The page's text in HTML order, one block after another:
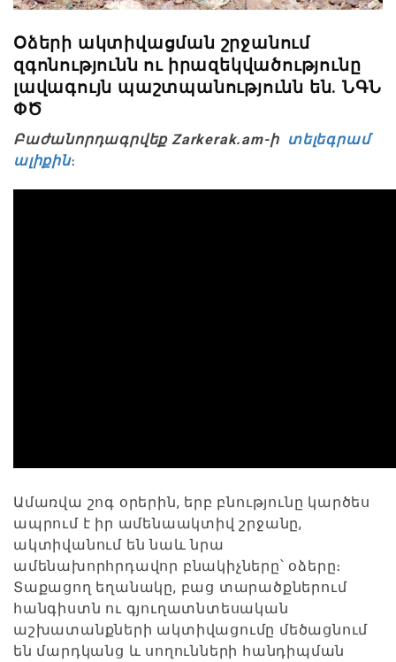
Օձերի ակտիվացման շրջանում
զգոնությունն ու իրազեկվածությունը
լավագույն պաշտպանությունն են. ՆԳՆ
ՓԾ
Բաժանորդագրվեք Zarkerak.am-ի տելեգրամ
ալիքին։
Ամառվա շոգ օրերին, երբ բնությունը կարծես
ապրում է իր ամենաակտիվ շրջանը,
ակտիվանում են նաև նրա
ամենախորհրդավոր բնակիչները՝ օձերը։
Տաքացող եղանակը, բաց տարածքներում
հանգիստն ու գյուղատնտեսական
աշխատանքների ակտիվացումը մեծացնում
են մարդկանց և սողունների հանդիպման